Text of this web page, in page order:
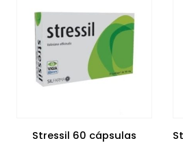
Stressil 60 cápsulas